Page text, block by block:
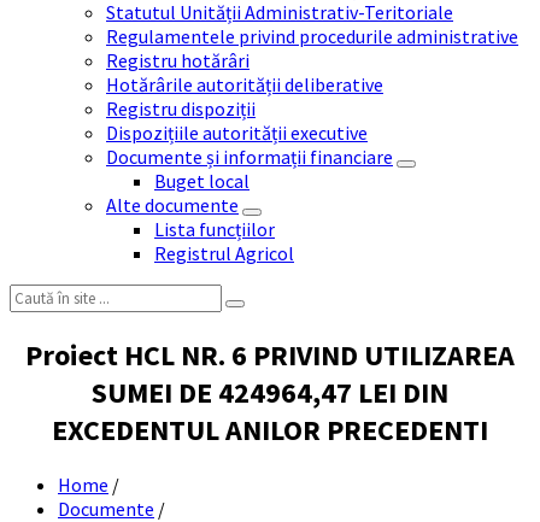
Statutul Unității Administrativ-Teritoriale
Regulamentele privind procedurile administrative
Registru hotărâri
Hotărârile autorității deliberative
Registru dispoziții
Dispozițiile autorității executive
Documente și informații financiare
Buget local
Alte documente
Lista funcțiilor
Registrul Agricol
Search:
Proiect HCL NR. 6 PRIVIND UTILIZAREA
SUMEI DE 424964,47 LEI DIN
EXCEDENTUL ANILOR PRECEDENTI
Home /
Documente /